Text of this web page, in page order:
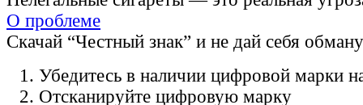
О проблеме
Скачай “Честный знак” и не дай себя
Убедитесь в наличии цифровой марки
Отсканируйте цифровую марку